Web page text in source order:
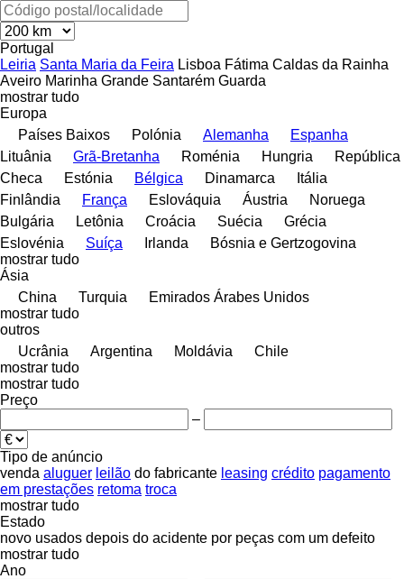
Portugal
Leiria Santa Maria da Feira Lisboa Fátima Caldas da Rainha
Aveiro Marinha Grande Santarém Guarda
mostrar tudo
Europa
Países Baixos
Polónia Alemanha
Espanha
Lituânia
Grã-Bretanha Roménia Hungria
República
Checa
Estónia Bélgica Dinamarca
Itália
Finlândia
França Eslováquia Áustria
Noruega
Bulgária
Letônia Croácia Suécia
Grécia
Eslovénia
Suíça Irlanda
Bósnia e Gertzogovina
mostrar tudo
Ásia
China
Turquia
Emirados Árabes Unidos
mostrar tudo
outros
Ucrânia
Argentina Moldávia
Chile
mostrar tudo
mostrar tudo
Preço
–
Tipo de anúncio
venda aluguer leilão do fabricante leasing crédito pagamento
em prestações retoma troca
mostrar tudo
Estado
novo usados depois do acidente por peças com um defeito
mostrar tudo
Ano